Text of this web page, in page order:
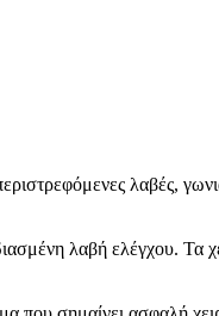
λαβές,
λαβή ελέγχου.